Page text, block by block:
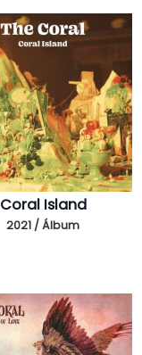
Coral Island
2021 / Álbum